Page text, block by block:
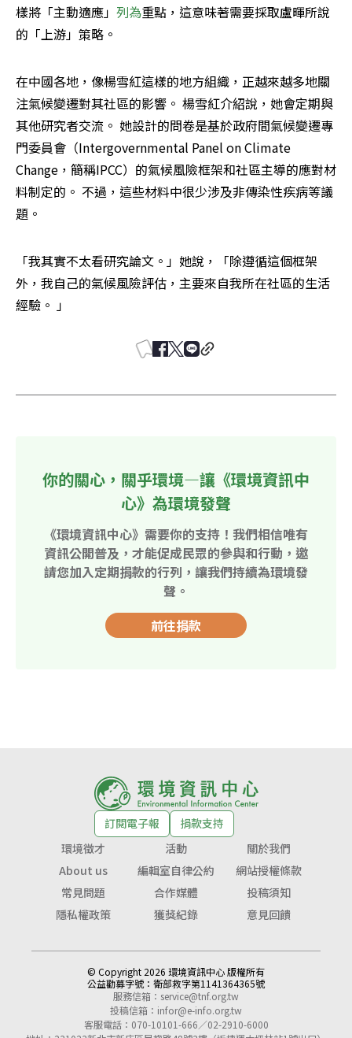
樣將「主動適應」 列為重點，這意味著需要採取盧暉所說
的「上游」策略。
在中國各地，像楊雪紅這樣的地方組織，正越來越多地關
注氣候變遷對其社區的影響。 楊雪紅介紹說，她會定期與
其他研究者交流。 她設計的問卷是基於政府間氣候變遷專
門委員會（Intergovernmental Panel on Climate
Change，簡稱IPCC）的氣候風險框架和社區主導的應對材
料制定的。 不過，這些材料中很少涉及非傳染性疾病等議
題。
「我其實不太看研究論文。」她說，「除遵循這個框架
外，我自己的氣候風險評估，主要來自我所在社區的生活
經驗。 」
你的關心，關乎環境—讓《環境資訊中
心》為環境發聲
《環境資訊中心》需要你的支持！我們相信唯有
資訊公開普及，才能促成民眾的參與和行動，邀
請您加入定期捐款的行列，讓我們持續為環境發
聲。
前往捐款
訂閱電子報
捐款支持
環境徵才
活動
關於我們
About us
編輯室自律公約
網站授權條款
常見問題
合作媒體
投稿須知
隱私權政策
獲獎紀錄 意見回饋
© Copyright 2026 環境資訊中心 版權所有
公益勸募字號： 衛部救字第1141364365號
服務信箱： service@tnf.org.tw
投稿信箱： infor@e-info.org.tw
客服電話：070-10101-666／02-2910-6000